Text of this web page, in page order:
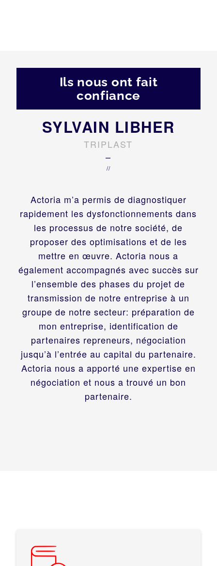
Ils nous ont fait
confiance
Actoria m’a permis de diagnostiquer
rapidement les dysfonctionnements dans
les processus de notre société, de
proposer des optimisations et de les
mettre en œuvre. Actoria nous a
également accompagnés avec succès sur
l’ensemble des phases du projet de
transmission de notre entreprise à un
groupe de notre secteur: préparation de
mon entreprise, identification de
partenaires repreneurs, négociation
jusqu’à l’entrée au capital du partenaire.
Actoria nous a apporté une expertise en
négociation et nous a trouvé un bon
partenaire.
SYLVAIN LIBHER
TRIPLAST
–
//